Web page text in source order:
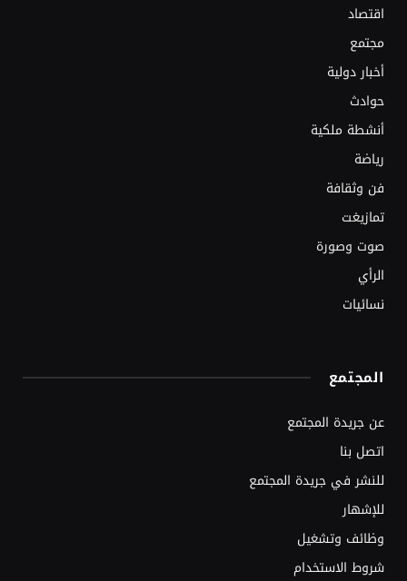
اقتصاد
مجتمع
أخبار دولية
حوادث
أنشطة ملكية
رياضة
فن وثقافة
تمازيغت
صوت وصورة
الرأي
نسائيات
المجتمع
عن جريدة المجتمع
اتصل بنا
للنشر في جريدة المجتمع
للإشهار
وظائف وتشغيل
شروط الاستخدام